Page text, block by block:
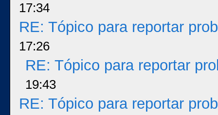
17:34
RE: Tópico para reportar
17:26
RE: Tópico para reportar
19:43
RE: Tópico para reportar